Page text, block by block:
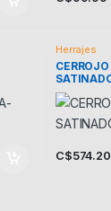
Herrajes
C$574.20